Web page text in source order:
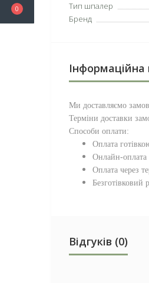
0
Тип шпалер
Бренд
Інформаційна
Ми доставляємо
Терміни доставки
Способи оплати:
Оплата
Онлайн-
Оплата через
Безготівковий
Відгуків (0)